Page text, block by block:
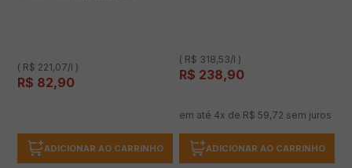
( R$ 221,07/l )
R$ 82,90
ADICIONAR AO CARRINHO
( R$ 318,53/l )
R$ 238,90
em até 4x de R$ 59,72 sem juros
ADICIONAR AO CARRINHO